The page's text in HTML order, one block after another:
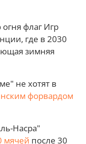
флаг Игр
где в 2030
зимняя
не хотят в
форвардом
Насра"
мячей после 30